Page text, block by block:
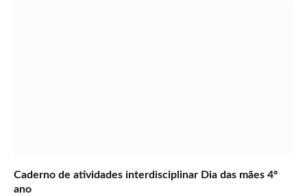
Caderno de atividades interdisciplinar Dia das mães 4º
ano